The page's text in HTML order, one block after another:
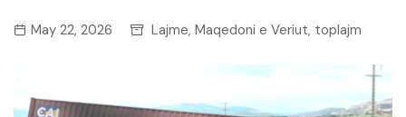
May 22, 2026 Lajme, Maqedoni e Veriut, toplajm